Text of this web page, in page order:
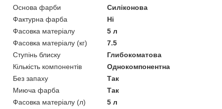
Основа фарби
Силіконова
Фактурна фарба
Ні
Фасовка матеріалу
5 л
Фасовка матеріалу (кг)
7.5
Ступінь блиску
Глибокоматова
Кількість компонентів
Однокомпонентна
Без запаху
Так
Миюча фарба
Так
Фасовка матеріалу (л)
5 л